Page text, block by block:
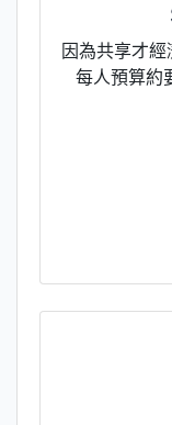
因為共享才經
每人預算約